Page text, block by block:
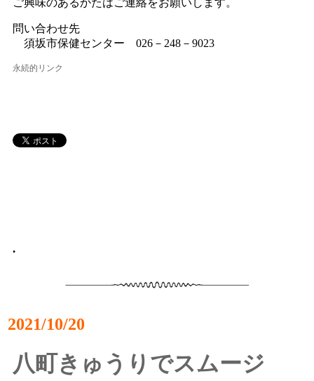
ご興味のあるかたはご連絡をお願いします。
問い合わせ先
須坂市保健センター 026－248－9023
永続的リンク
•
2021/10/20
八町きゅうりでスムージ